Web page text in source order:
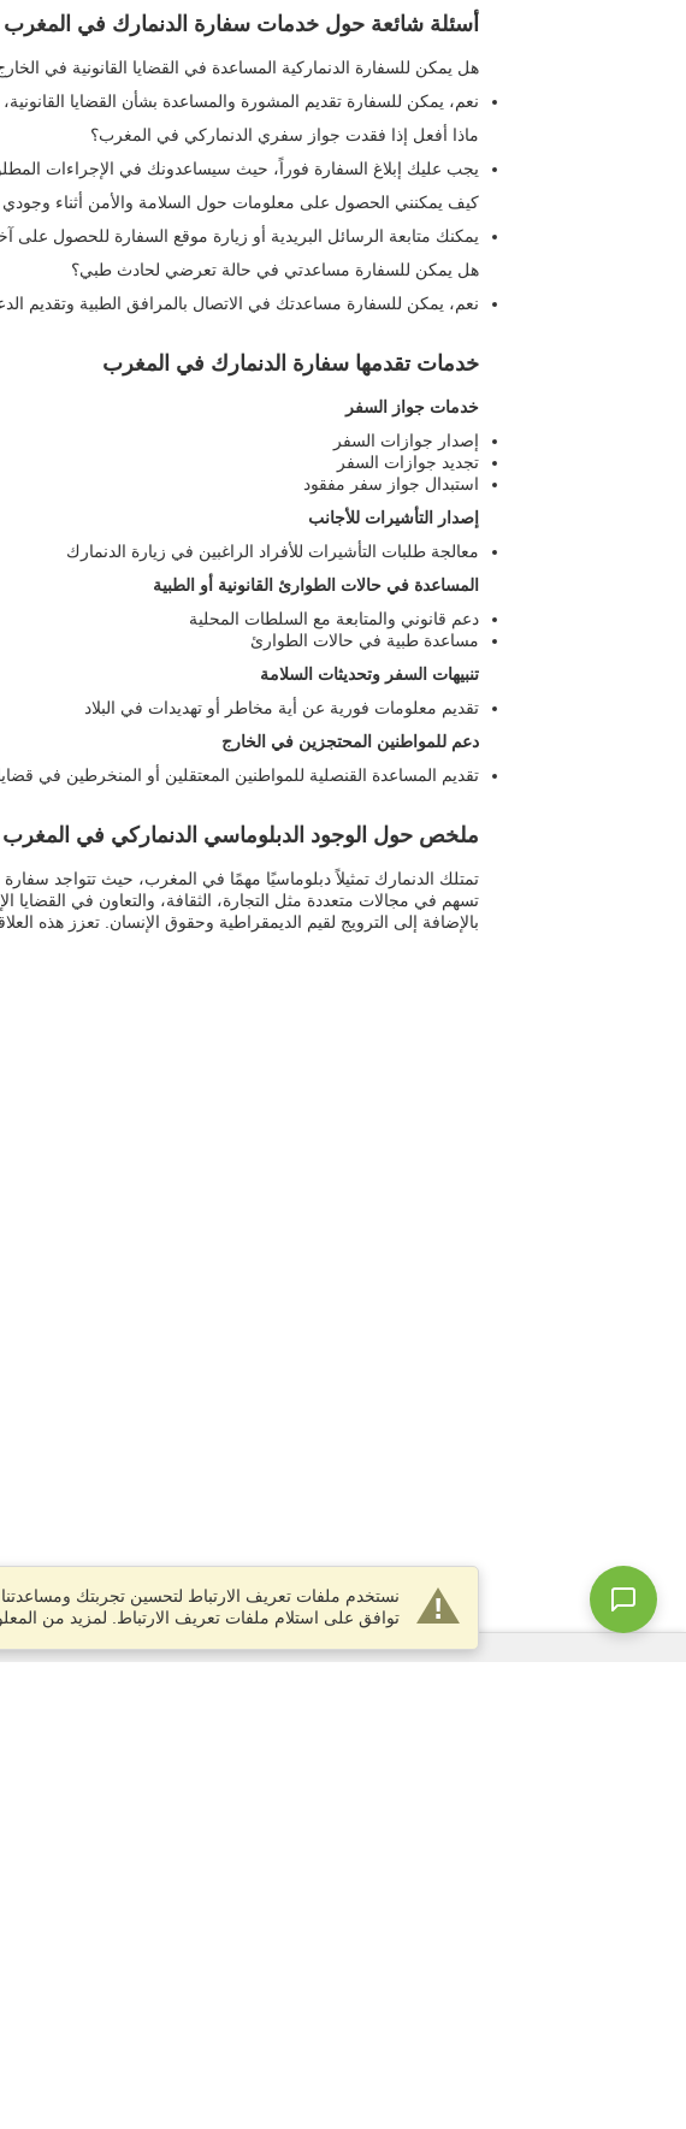
أسئلة شائعة حول خدمات سفارة الدنمارك في المغرب
هل يمكن للسفارة الدنماركية المساعدة في القضايا القانونية في
نعم، يمكن للسفارة تقديم المشورة والمساعدة بشأن القضايا
ماذا أفعل إذا فقدت جواز سفري الدنماركي في المغرب؟
يجب عليك إبلاغ السفارة فوراً، حيث سيساعدونك في الإجراءات
كيف يمكنني الحصول على معلومات حول السلامة والأمن أثناء
يمكنك متابعة الرسائل البريدية أو زيارة موقع السفارة للحصول على
هل يمكن للسفارة مساعدتي في حالة تعرضي لحادث طبي؟
نعم، يمكن للسفارة مساعدتك في الاتصال بالمرافق الطبية وتقديم
خدمات تقدمها سفارة الدنمارك في المغرب
خدمات جواز السفر
إصدار جوازات السفر
تجديد جوازات السفر
استبدال جواز سفر مفقود
إصدار التأشيرات للأجانب
معالجة طلبات التأشيرات للأفراد الراغبين في زيارة الدنمارك
المساعدة في حالات الطوارئ القانونية أو الطبية
دعم قانوني والمتابعة مع السلطات المحلية
مساعدة طبية في حالات الطوارئ
تنبيهات السفر وتحديثات السلامة
تقديم معلومات فورية عن أية مخاطر أو تهديدات في البلاد
دعم للمواطنين المحتجزين في الخارج
تقديم المساعدة القنصلية للمواطنين المعتقلين أو المنخرطين في قضايا
ملخص حول الوجود الدبلوماسي الدنماركي في المغرب
تمتلك الدنمارك تمثيلاً دبلوماسيًا مهمًا في المغرب، حيث تتواجد
تسهم في مجالات متعددة مثل التجارة، الثقافة، والتعاون في القضايا
بالإضافة إلى الترويج لقيم الديمقراطية وحقوق الإنسان. تعزز هذه
نستخدم ملفات تعريف الارتباط لتحسين تجربتك
توافق على استلام ملفات تعريف الارتباط. لمزيد من